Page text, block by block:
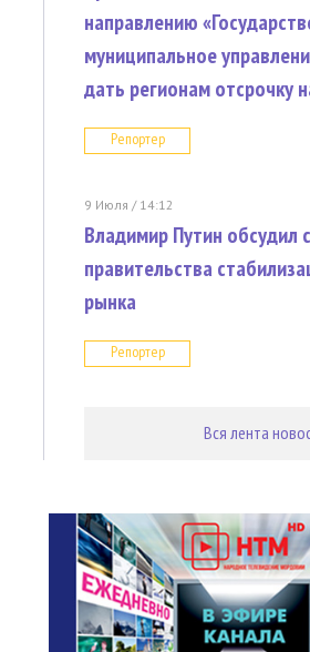
направлению
муниципальное
дать регионам отсрочку
Репортер
9 Июля / 14:12
Владимир Путин обсудил
правительства
рынка
Репортер
Вся лента